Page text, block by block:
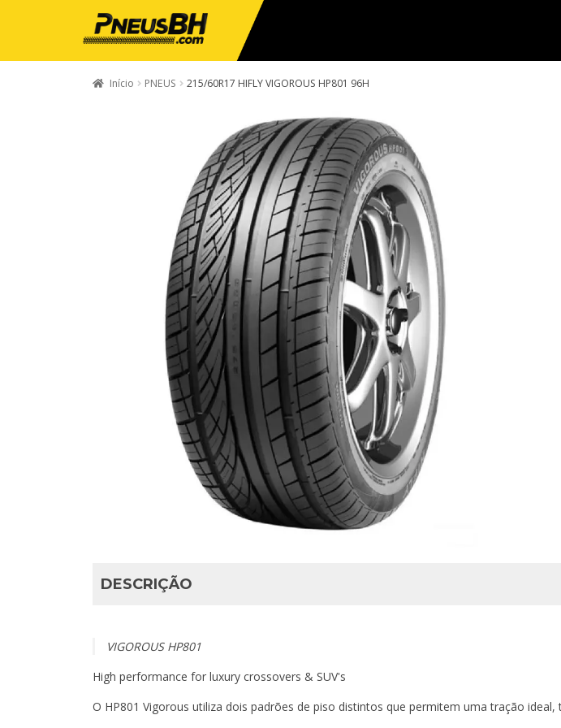
Início PNEUS 215/60R17 HIFLY VIGOROUS HP801 96H
DESCRIÇÃO
VIGOROUS HP801
High performance for luxury crossovers & SUV's
O HP801 Vigorous utiliza dois padrões de piso distintos que permitem uma tração